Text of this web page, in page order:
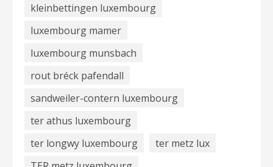
kleinbettingen luxembourg
luxembourg mamer
luxembourg munsbach
rout bréck pafendall
sandweiler-contern luxembourg
ter athus luxembourg
ter longwy luxembourg
ter metz lux